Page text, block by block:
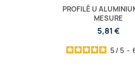
PROFILÉ U
MESURE
5,81 €
5 / 5 -